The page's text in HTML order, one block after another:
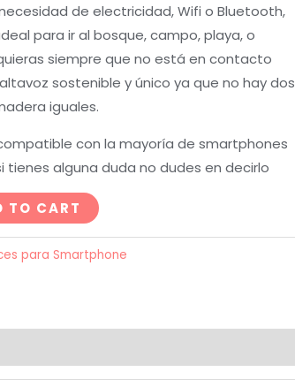
de electricidad, Wifi o Bluetooth,
para ir al bosque, campo, playa, o
siempre que no está en contacto
sostenible y único ya que no hay dos
iguales.
con la mayoría de smartphones
tienes alguna duda no dudes en decirlo
TO CART
para Smartphone